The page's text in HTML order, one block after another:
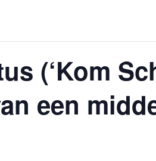
(‘Kom
een